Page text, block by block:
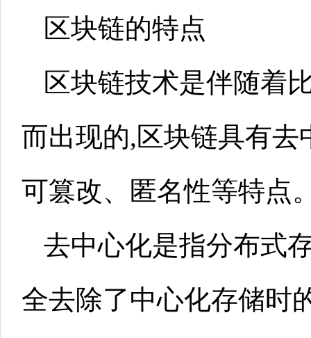
区块链的特点
区块链技术是伴随着
而出现的,区块链具有去
可篡改、匿名性等特点
去中心化是指分布式
全去除了中心化存储时